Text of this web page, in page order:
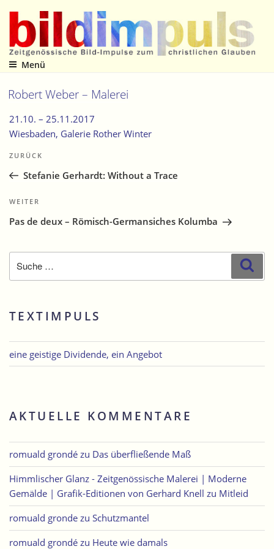
Inhalt
springen
Zeitgenössische Bild-Impulse zum christlichen Glauben
Menü
Robert Weber – Malerei
21.10. – 25.11.2017
Wiesbaden, Galerie Rother Winter
Beitragsnavigation
Vorheriger
Beitrag
ZURÜCK
Stefanie Gerhardt: Without a Trace
Nächster
Beitrag
WEITER
Pas de deux – Römisch-Germansiches Kolumba
nach:
TEXTIMPULS
eine geistige Dividende, ein Angebot
AKTUELLE KOMMENTARE
romuald grondé zu Das überfließende Maß
Himmlischer Glanz - Zeitgenössische Malerei | Moderne
Gemälde | Grafik-Editionen von Gerhard Knell zu Mitleid
romuald gronde zu Schutzmantel
romuald grondé zu Heute wie damals